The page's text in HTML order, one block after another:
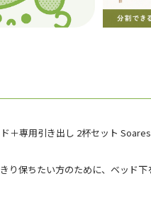
＋専用引き出し 2杯セット
り保ちたい方のために、ベッド